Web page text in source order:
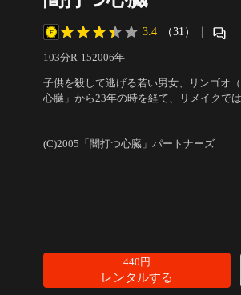
3.4 （31） ｜
103分R-152006年
子供を殺して逃げる若い男女、リンゴオ
心臓」から23年の時を経て、リメイクで
(C)2005「闇打つ心臓」パートナーズ
440円
レンタルする